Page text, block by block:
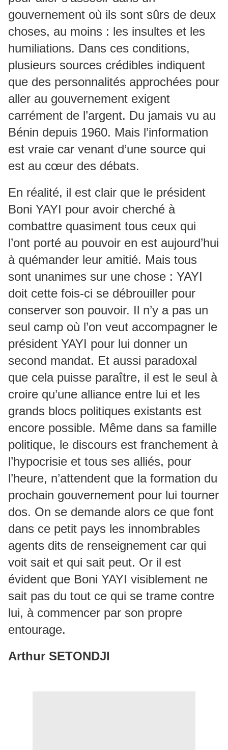
gouvernement où ils sont sûrs de deux
choses, au moins : les insultes et les
humiliations. Dans ces conditions,
plusieurs sources crédibles indiquent
que des personnalités approchées pour
aller au gouvernement exigent
carrément de l’argent. Du jamais vu au
Bénin depuis 1960. Mais l’information
est vraie car venant d’une source qui
est au cœur des débats.
En réalité, il est clair que le président
Boni YAYI pour avoir cherché à
combattre quasiment tous ceux qui
l’ont porté au pouvoir en est aujourd’hui
à quémander leur amitié. Mais tous
sont unanimes sur une chose : YAYI
doit cette fois-ci se débrouiller pour
conserver son pouvoir. Il n’y a pas un
seul camp où l’on veut accompagner le
président YAYI pour lui donner un
second mandat. Et aussi paradoxal
que cela puisse paraître, il est le seul à
croire qu’une alliance entre lui et les
grands blocs politiques existants est
encore possible. Même dans sa famille
politique, le discours est franchement à
l’hypocrisie et tous ses alliés, pour
l’heure, n’attendent que la formation du
prochain gouvernement pour lui tourner
dos. On se demande alors ce que font
dans ce petit pays les innombrables
agents dits de renseignement car qui
voit sait et qui sait peut. Or il est
évident que Boni YAYI visiblement ne
sait pas du tout ce qui se trame contre
lui, à commencer par son propre
entourage.
Arthur SETONDJI